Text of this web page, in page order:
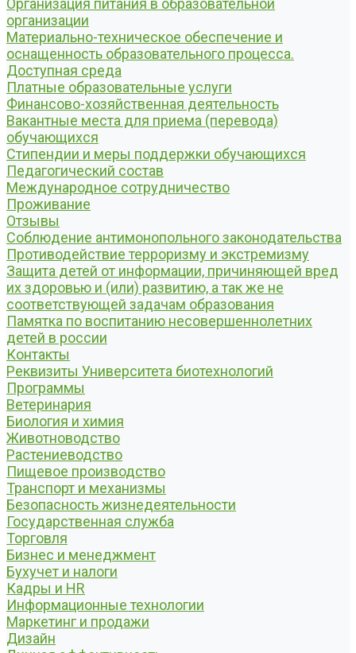
Организация питания в образовательной
организации
Материально-техническое обеспечение и
оснащенность образовательного процесса.
Доступная среда
Платные образовательные услуги
Финансово-хозяйственная деятельность
Вакантные места для приема (перевода)
обучающихся
Стипендии и меры поддержки обучающихся
Педагогический состав
Международное сотрудничество
Проживание
Отзывы
Соблюдение антимонопольного законодательства
Противодействие терроризму и экстремизму
Защита детей от информации, причиняющей вред
их здоровью и (или) развитию, а так же не
соответствующей задачам образования
Памятка по воспитанию несовершеннолетних
детей в россии
Контакты
Реквизиты Университета биотехнологий
Программы
Ветеринария
Биология и химия
Животноводство
Растениеводство
Пищевое производство
Транспорт и механизмы
Безопасность жизнедеятельности
Государственная служба
Торговля
Бизнес и менеджмент
Бухучет и налоги
Кадры и HR
Информационные технологии
Маркетинг и продажи
Дизайн